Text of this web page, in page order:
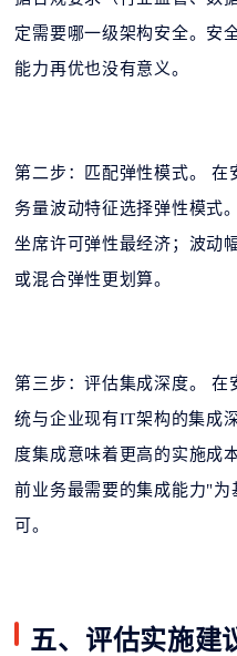
定需要哪一级架构安全。安
能力再优也没有意义。
第二步：匹配弹性模式。 在
务量波动特征选择弹性模式
坐席许可弹性最经济；波动
或混合弹性更划算。
第三步：评估集成深度。 在
统与企业现有IT架构的集成
度集成意味着更高的实施成
前业务最需要的集成能力"
可。
五、评估实施建